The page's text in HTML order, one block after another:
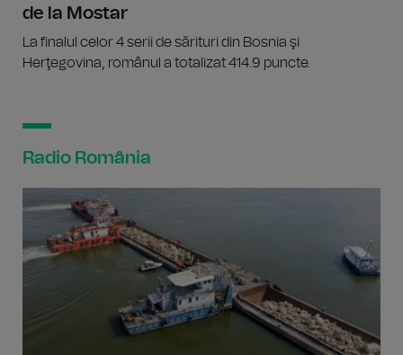
de la Mostar
La finalul celor 4 serii de sărituri din Bosnia şi
Herţegovina, românul a totalizat 414.9 puncte.
Radio România